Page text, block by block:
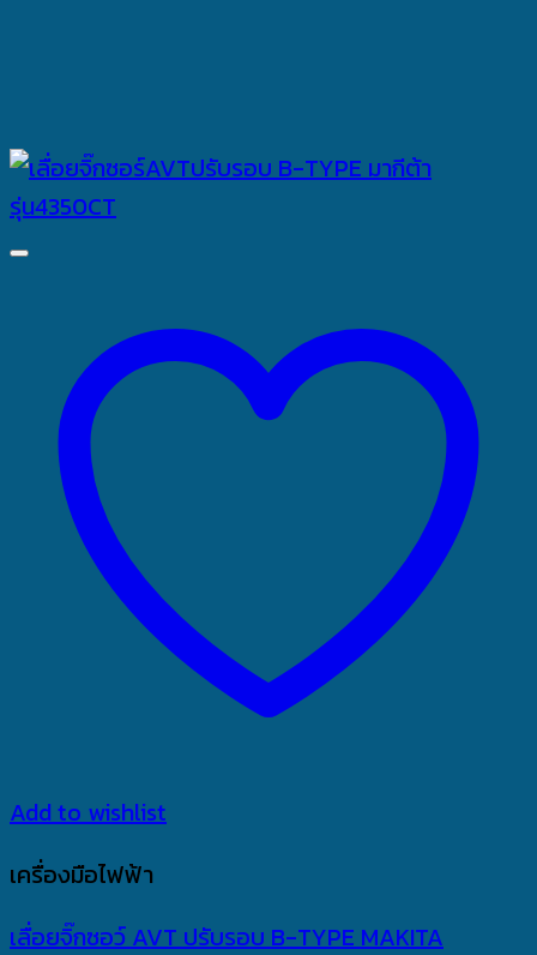
Add to wishlist
เครื่องมือไฟฟ้า
เลื่อยจิ๊กซอว์ AVT ปรับรอบ B-TYPE MAKITA